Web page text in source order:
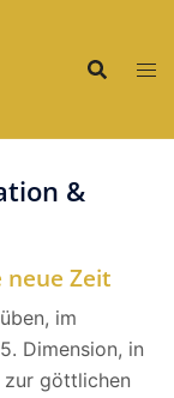
&
neue Zeit
im
Dimension, in
zur göttlichen